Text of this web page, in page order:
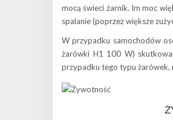
mocą świeci żarnik. Im moc
spalanie (poprzez większe
W przypadku samochodów
żarówki H1 100 W)
przypadku tego typu żarówek,